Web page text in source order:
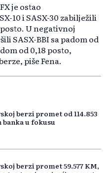
je ostao
10 i SASX-30 zabilježili
U negativnoj
SASX-BBI sa padom od
od 0,18 posto,
piše Fena.
berzi promet od 114.853
u fokusu
berzi promet 59.577 KM,